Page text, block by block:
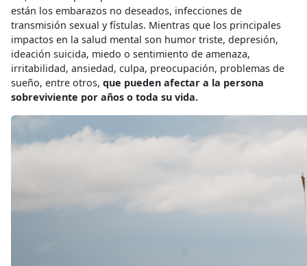
están los embarazos no deseados, infecciones de
transmisión sexual y fístulas. Mientras que los principales
impactos en la salud mental son humor triste, depresión,
ideación suicida, miedo o sentimiento de amenaza,
irritabilidad, ansiedad, culpa, preocupación, problemas de
sueño, entre otros, que pueden afectar a la persona
sobreviviente por años o toda su vida.